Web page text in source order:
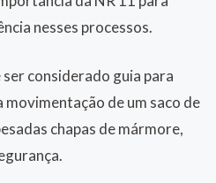
nesses processos.
considerado guia para
de um saco de
chapas de mármore,